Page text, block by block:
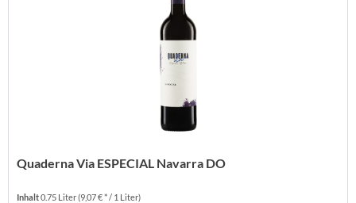
Quaderna Via ESPECIAL Navarra DO
Inhalt0.75 Liter(9,07 € * / 1 Liter)